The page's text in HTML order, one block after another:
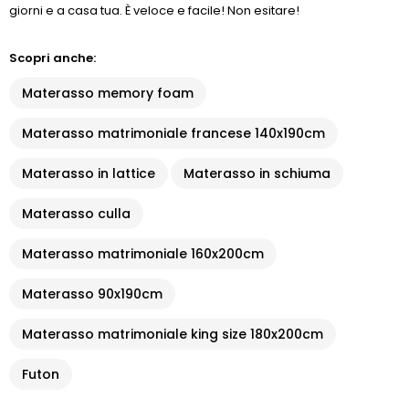
giorni e a casa tua. È veloce e facile! Non esitare!
Scopri anche:
Materasso memory foam
Materasso matrimoniale francese 140x190cm
Materasso in lattice Materasso in schiuma
Materasso culla
Materasso matrimoniale 160x200cm
Materasso 90x190cm
Materasso matrimoniale king size 180x200cm
Futon